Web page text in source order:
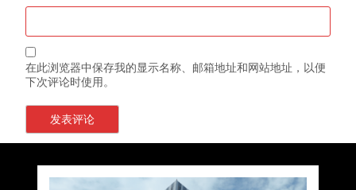
在此浏览器中保存我的显示名称、邮箱地址和网站地址，以便
下次评论时使用。